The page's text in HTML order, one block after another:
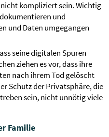
kompliziert sein. Wichtig
und
und Daten umgegangen
seine digitalen Spuren
ziehen es vor, dass ihre
nach ihrem Tod gelöscht
Schutz der Privatsphäre, die
sein, nicht unnötig viele
Familie